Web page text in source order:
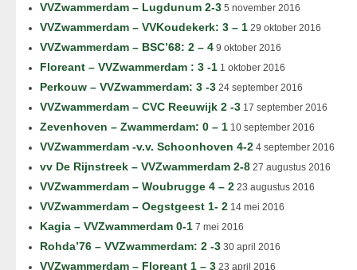
VVZwammerdam – Lugdunum 2-3 5 november 2016
VVZwammerdam – VVKoudekerk: 3 – 1 29 oktober 2016
VVZwammerdam – BSC’68: 2 – 4 9 oktober 2016
Floreant – VVZwammerdam : 3 -1 1 oktober 2016
Perkouw – VVZwammerdam: 3 -3 24 september 2016
VVZwammerdam – CVC Reeuwijk 2 -3 17 september 2016
Zevenhoven – Zwammerdam: 0 – 1 10 september 2016
VVZwammerdam -v.v. Schoonhoven 4-2 4 september 2016
vv De Rijnstreek – VVZwammerdam 2-8 27 augustus 2016
VVZwammerdam – Woubrugge 4 – 2 23 augustus 2016
VVZwammerdam – Oegstgeest 1- 2 14 mei 2016
Kagia – VVZwammerdam 0-1 7 mei 2016
Rohda’76 – VVZwammerdam: 2 -3 30 april 2016
VVZwammerdam – Floreant 1 – 3 23 april 2016